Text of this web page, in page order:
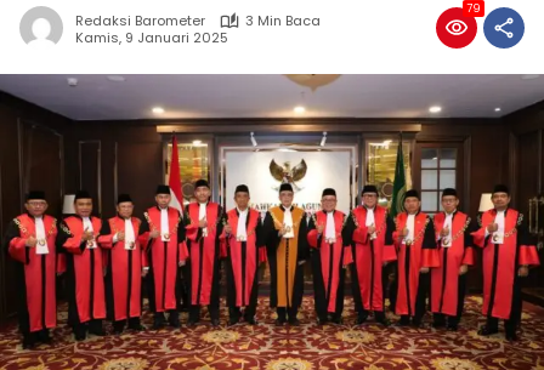
Redaksi Barometer
3 Min Baca
Kamis, 9 Januari 2025
79